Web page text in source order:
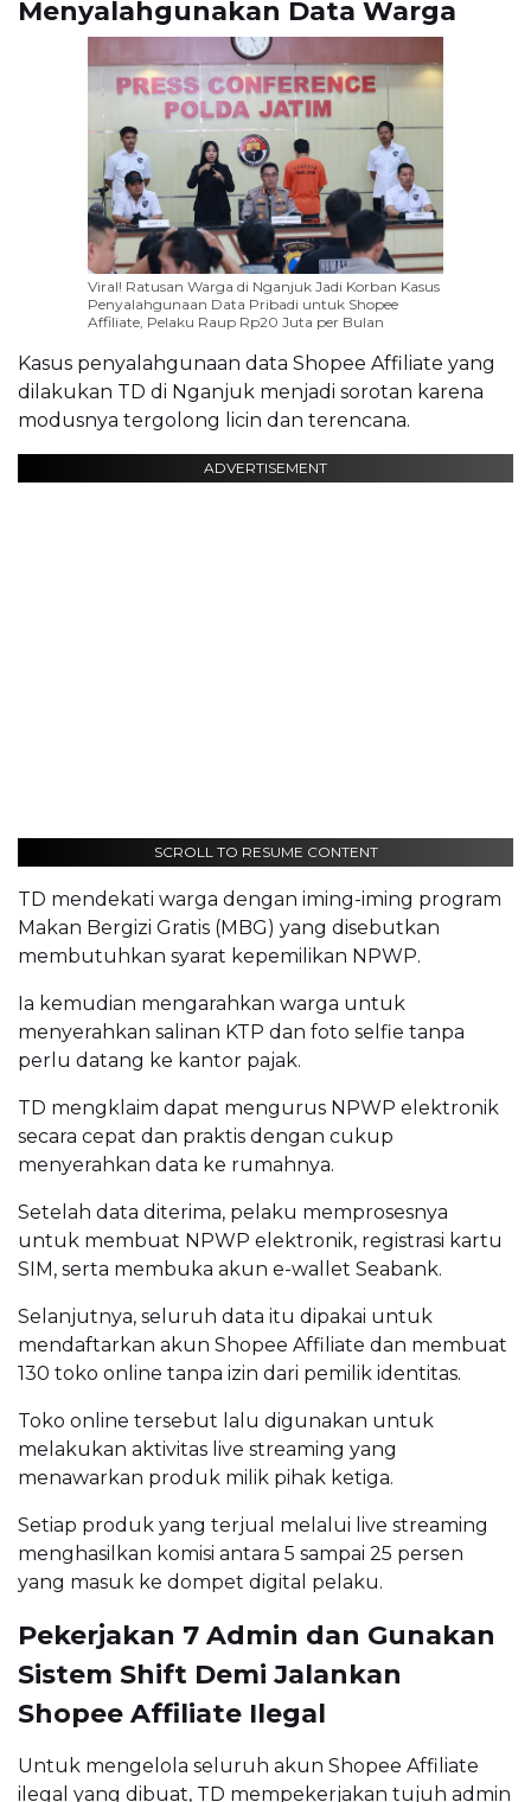
Menyalahgunakan Data Warga
Viral! Ratusan Warga di Nganjuk Jadi Korban Kasus
Penyalahgunaan Data Pribadi untuk Shopee
Affiliate, Pelaku Raup Rp20 Juta per Bulan
Kasus penyalahgunaan data Shopee Affiliate yang
dilakukan TD di Nganjuk menjadi sorotan karena
modusnya tergolong licin dan terencana.
ADVERTISEMENT
SCROLL TO RESUME CONTENT
TD mendekati warga dengan iming-iming program
Makan Bergizi Gratis (MBG) yang disebutkan
membutuhkan syarat kepemilikan NPWP.
Ia kemudian mengarahkan warga untuk
menyerahkan salinan KTP dan foto selfie tanpa
perlu datang ke kantor pajak.
TD mengklaim dapat mengurus NPWP elektronik
secara cepat dan praktis dengan cukup
menyerahkan data ke rumahnya.
Setelah data diterima, pelaku memprosesnya
untuk membuat NPWP elektronik, registrasi kartu
SIM, serta membuka akun e-wallet Seabank.
Selanjutnya, seluruh data itu dipakai untuk
mendaftarkan akun Shopee Affiliate dan membuat
130 toko online tanpa izin dari pemilik identitas.
Toko online tersebut lalu digunakan untuk
melakukan aktivitas live streaming yang
menawarkan produk milik pihak ketiga.
Setiap produk yang terjual melalui live streaming
menghasilkan komisi antara 5 sampai 25 persen
yang masuk ke dompet digital pelaku.
Pekerjakan 7 Admin dan Gunakan
Sistem Shift Demi Jalankan
Shopee Affiliate Ilegal
Untuk mengelola seluruh akun Shopee Affiliate
ilegal yang dibuat, TD mempekerjakan tujuh admin